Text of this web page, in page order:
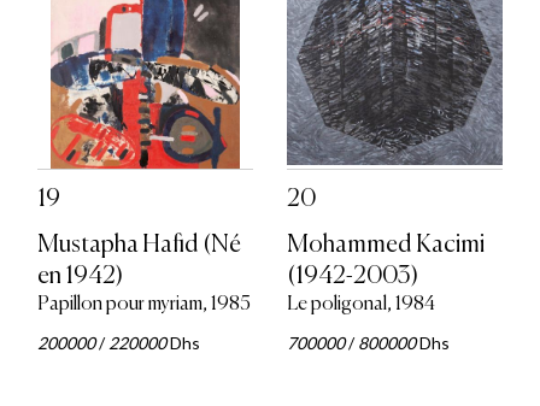
19
Mustapha Hafid (Né
en 1942)
Papillon pour myriam, 1985
200000/220000Dhs
20
Mohammed Kacimi
(1942-2003)
Le poligonal, 1984
700000/800000Dhs